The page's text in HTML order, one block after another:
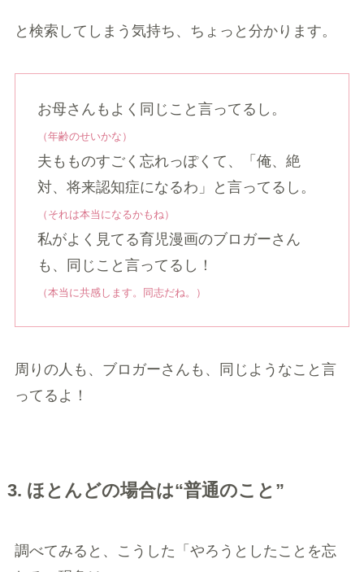
と検索してしまう気持ち、ちょっと分かります。
お母さんもよく同じこと言ってるし。
（年齢のせいかな）
夫もものすごく忘れっぽくて、「俺、絶
対、将来認知症になるわ」と言ってるし。
（それは本当になるかもね）
私がよく見てる育児漫画のブロガーさん
も、同じこと言ってるし！
（本当に共感します。同志だね。）
周りの人も、ブロガーさんも、同じようなこと言
ってるよ！
3. ほとんどの場合は“普通のこと”
調べてみると、こうした「やろうとしたことを忘